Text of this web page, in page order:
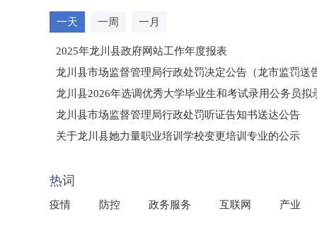
一天 一周 一月
2025年龙川县政府网站工作年度报表
龙川县市场监督管理局行政处罚决定公告（龙市监罚送
龙川县2026年选调优秀大学毕业生和考试录用公务员拟
龙川县市场监督管理局行政处罚听证告知书送达公告
（龙市监罚送告〔2026〕71号）
关于龙川县她力量职业培训学校变更培训专业的公示
热词
疫情 防控 政务服务 互联网 产业